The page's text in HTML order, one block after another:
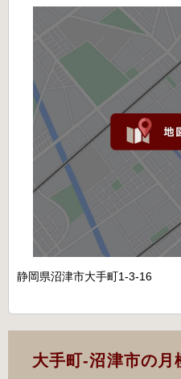
静岡県沼津市大手町1-3-16
大手町-沼津市の